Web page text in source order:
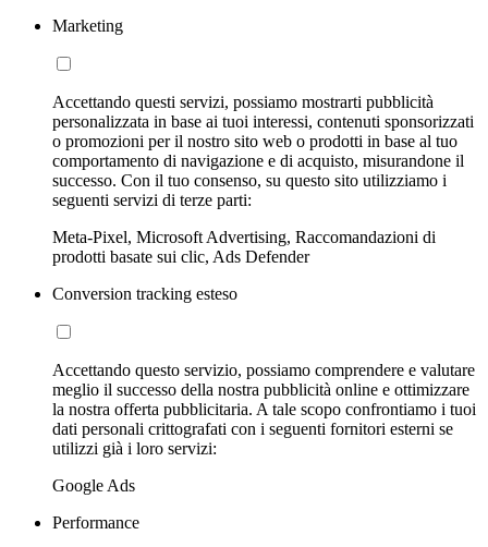
Marketing
Accettando questi servizi, possiamo mostrarti pubblicità
personalizzata in base ai tuoi interessi, contenuti sponsorizzati
o promozioni per il nostro sito web o prodotti in base al tuo
comportamento di navigazione e di acquisto, misurandone il
successo. Con il tuo consenso, su questo sito utilizziamo i
seguenti servizi di terze parti:
Meta-Pixel, Microsoft Advertising, Raccomandazioni di
prodotti basate sui clic, Ads Defender
Conversion tracking esteso
Accettando questo servizio, possiamo comprendere e valutare
meglio il successo della nostra pubblicità online e ottimizzare
la nostra offerta pubblicitaria. A tale scopo confrontiamo i tuoi
dati personali crittografati con i seguenti fornitori esterni se
utilizzi già i loro servizi:
Google Ads
Performance